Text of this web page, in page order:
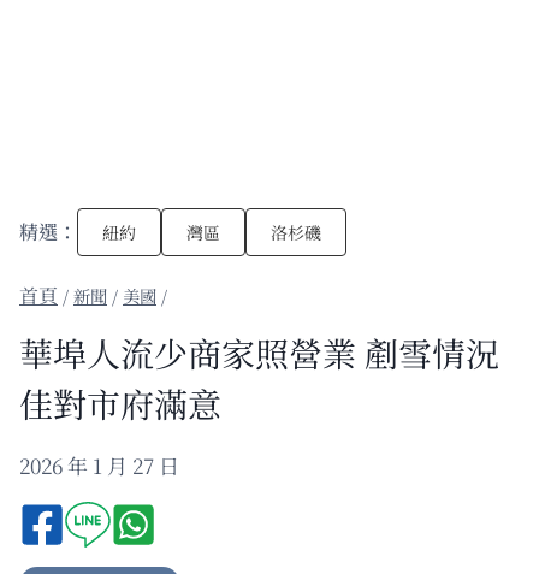
精選： 紐約 灣區 洛杉磯
/新聞 / 美國 /
華埠人流少商家照營業 剷雪情況
佳對市府滿意
2026 年 1 月 27 日